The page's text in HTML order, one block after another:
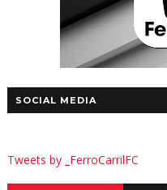
SOCIAL MEDIA
Tweets by _FerroCarrilFC